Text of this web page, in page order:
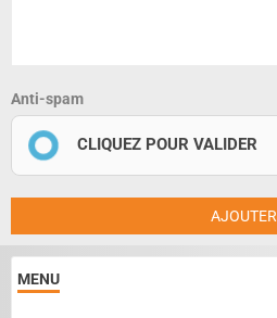
Anti-spam
CLIQUEZ POUR VALIDER
AJOUTER
MENU